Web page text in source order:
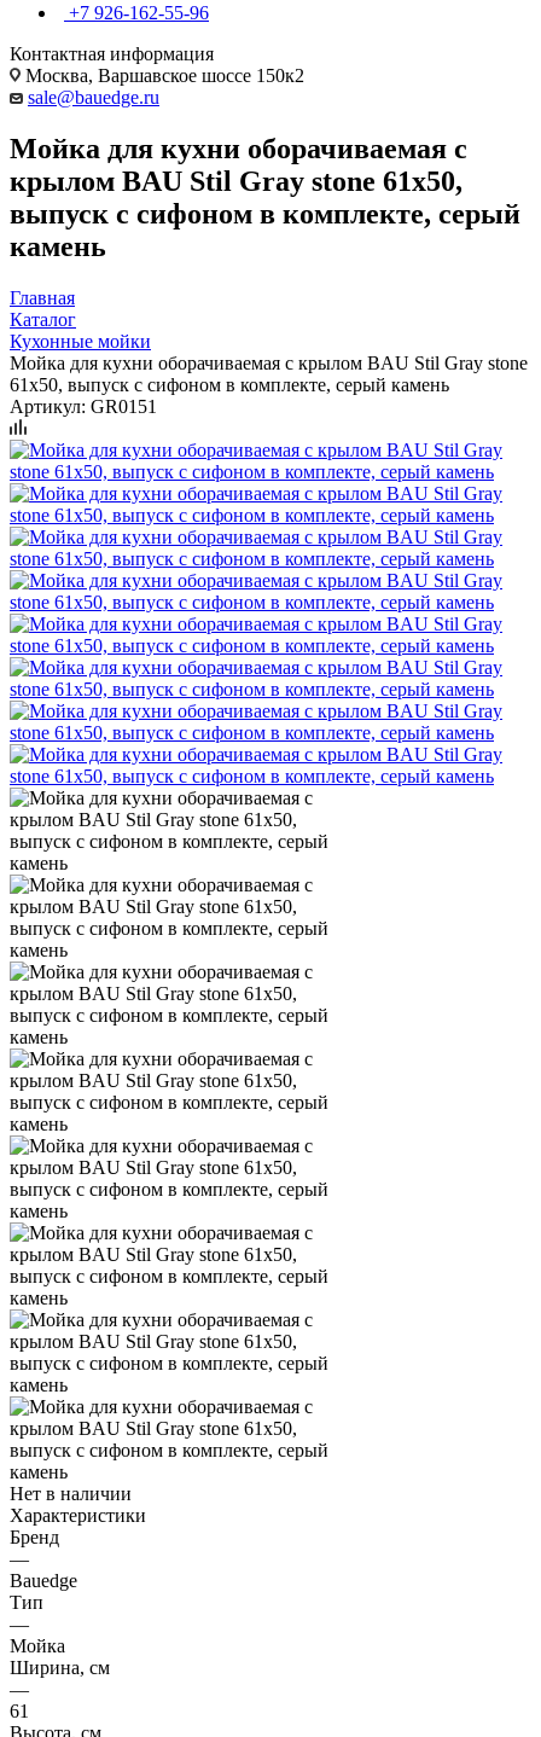
+7 926-162-55-96
Контактная информация
Москва, Варшавское шоссе 150к2
sale@bauedge.ru
Мойка для кухни оборачиваемая с
крылом BAU Stil Gray stone 61х50,
выпуск с сифоном в комплекте, серый
камень
Главная
Каталог
Кухонные мойки
Мойка для кухни оборачиваемая с крылом BAU Stil Gray stone
61х50, выпуск с сифоном в комплекте, серый камень
Артикул: GR0151
Нет в наличии
Характеристики
Бренд
—
Bauedge
Тип
—
Мойка
Ширина, см
—
61
Высота, см